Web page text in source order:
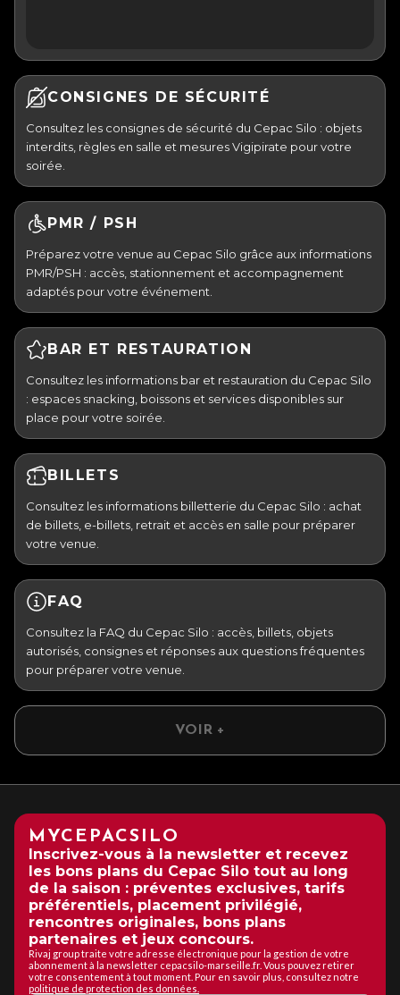
CONSIGNES DE SÉCURITÉ
Consultez les consignes de sécurité du Cepac Silo : objets
interdits, règles en salle et mesures Vigipirate pour votre
soirée.
PMR / PSH
Préparez votre venue au Cepac Silo grâce aux informations
PMR/PSH : accès, stationnement et accompagnement
adaptés pour votre événement.
BAR ET RESTAURATION
Consultez les informations bar et restauration du Cepac Silo
: espaces snacking, boissons et services disponibles sur
place pour votre soirée.
BILLETS
Consultez les informations billetterie du Cepac Silo : achat
de billets, e-billets, retrait et accès en salle pour préparer
votre venue.
FAQ
Consultez la FAQ du Cepac Silo : accès, billets, objets
autorisés, consignes et réponses aux questions fréquentes
pour préparer votre venue.
VOIR +
MYCEPACSILO
Inscrivez-vous à la newsletter et recevez
les bons plans du Cepac Silo tout au long
de la saison : préventes exclusives, tarifs
préférentiels, placement privilégié,
rencontres originales, bons plans
partenaires et jeux concours.
Rivaj group traite votre adresse électronique pour la gestion de votre
abonnement à la newsletter cepacsilo-marseille.fr. Vous pouvez retirer
votre consentement à tout moment. Pour en savoir plus, consultez notre
politique de protection des données.